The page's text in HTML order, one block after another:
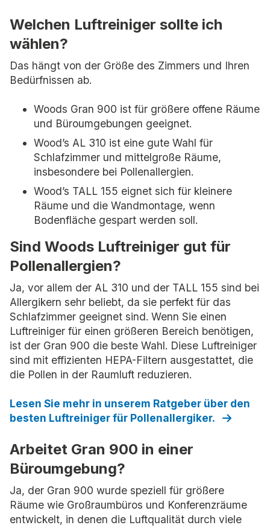
Welchen Luftreiniger sollte ich
wählen?
Das hängt von der Größe des Zimmers und Ihren
Bedürfnissen ab.
Woods Gran 900 ist für größere offene Räume
und Büroumgebungen geeignet.
Wood’s AL 310 ist eine gute Wahl für
Schlafzimmer und mittelgroße Räume,
insbesondere bei Pollenallergien.
Wood’s TALL 155 eignet sich für kleinere
Räume und die Wandmontage, wenn
Bodenfläche gespart werden soll.
Sind Woods Luftreiniger gut für
Pollenallergien?
Ja, vor allem der AL 310 und der TALL 155 sind bei
Allergikern sehr beliebt, da sie perfekt für das
Schlafzimmer geeignet sind. Wenn Sie einen
Luftreiniger für einen größeren Bereich benötigen,
ist der Gran 900 die beste Wahl. Diese Luftreiniger
sind mit effizienten HEPA-Filtern ausgestattet, die
die Pollen in der Raumluft reduzieren.
Lesen Sie mehr in unserem Ratgeber über den
besten Luftreiniger für Pollenallergiker.
Arbeitet Gran 900 in einer
Büroumgebung?
Ja, der Gran 900 wurde speziell für größere
Räume wie Großraumbüros und Konferenzräume
entwickelt, in denen die Luftqualität durch viele